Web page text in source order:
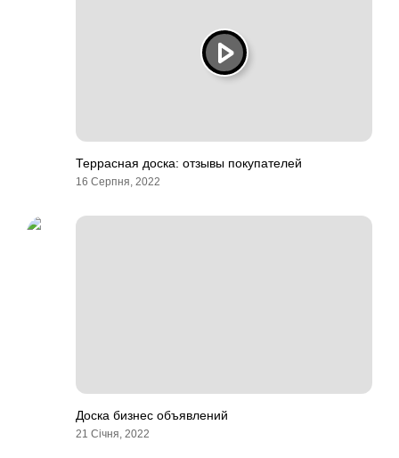
Террасная доска: отзывы покупателей
16 Серпня, 2022
Доска бизнес объявлений
21 Січня, 2022